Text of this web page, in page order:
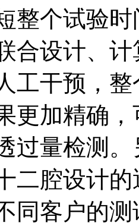
整个试验
合设计、
工干预，
更加精确
过量检测
二腔设计
同客户的